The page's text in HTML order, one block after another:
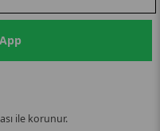
ile korunur.